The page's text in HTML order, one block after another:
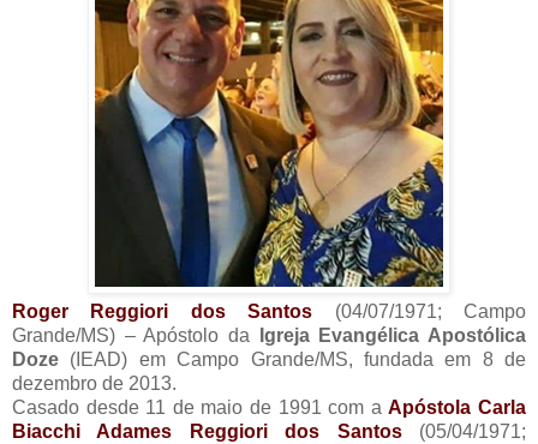
Roger Reggiori dos Santos (04/07/1971; Campo
Grande/MS) – Apóstolo da
Igreja Evangélica Apostólica
Doze (IEAD) em Campo Grande/MS, fundada em 8 de
dezembro de 2013.
Casado desde 11 de maio de 1991 com aApóstola Carla
Biacchi Adames Reggiori dos Santos(05/04/1971;